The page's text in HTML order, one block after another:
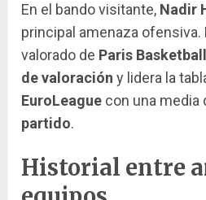
En el bando visitante, Nadir
principal amenaza ofensiva.
valorado de Paris Basketball
de valoración y lidera la
EuroLeague con una media
partido.
Historial entre